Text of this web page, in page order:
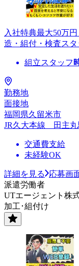
入社特典最大50万
造・組付・検査スタ
組立スタッフ
勤務地
面接地
福岡県久留米市
JR久大本線 田主
交通費支給
未経験OK
詳細を見る
応募画
派遣労働者
UTエージェント株
加工･組付け